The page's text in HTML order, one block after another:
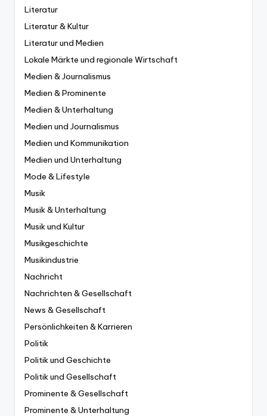
Literatur
Literatur & Kultur
Literatur und Medien
Lokale Märkte und regionale Wirtschaft
Medien & Journalismus
Medien & Prominente
Medien & Unterhaltung
Medien und Journalismus
Medien und Kommunikation
Medien und Unterhaltung
Mode & Lifestyle
Musik
Musik & Unterhaltung
Musik und Kultur
Musikgeschichte
Musikindustrie
Nachricht
Nachrichten & Gesellschaft
News & Gesellschaft
Persönlichkeiten & Karrieren
Politik
Politik und Geschichte
Politik und Gesellschaft
Prominente & Gesellschaft
Prominente & Unterhaltung